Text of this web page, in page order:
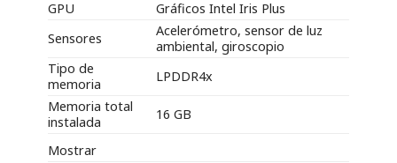
GPU
Gráficos Intel Iris Plus
Sensores
Acelerómetro, sensor de luz
ambiental, giroscopio
Tipo de
memoria
LPDDR4x
Memoria total
instalada
16 GB
Mostrar